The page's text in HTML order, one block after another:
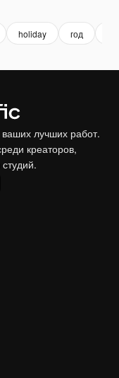
holiday год
лучших работ.
креаторов,